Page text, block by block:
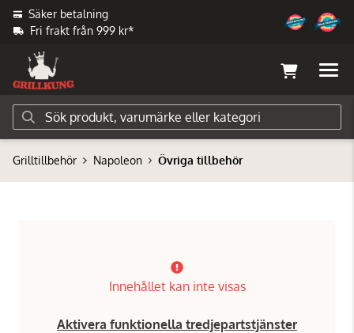
Säker betalning
Fri frakt från 999 kr*
Grilltillbehör Napoleon Övriga tillbehör
Innehållet kan inte visas
Aktivera funktionella tredjepartstjänster